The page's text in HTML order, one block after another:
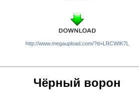
http://www.megaupload.com/?d=LRCWIK7L
Чёрный ворон